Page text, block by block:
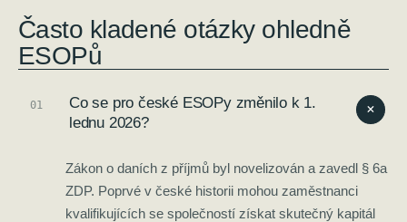
Často kladené otázky ohledně
ESOPů
01
Co se pro české ESOPy změnilo k 1.
lednu 2026?
+
Zákon o daních z příjmů byl novelizován a zavedl § 6a
ZDP. Poprvé v české historii mohou zaměstnanci
kvalifikujících se společností získat skutečný kapitál